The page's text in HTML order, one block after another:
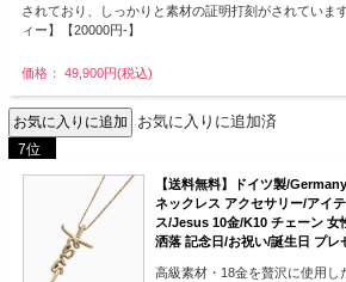
されており、しっかりと素材の証明打刻がされていま
ィー】【20000円-】
価格： 49,900円(税込)
お気に入りに追加済
7位
【送料無料】ドイツ製/
ネックレス アクセサリー/アイ
ス/Jesus 10金/K10 チェーン 女
洒落 記念日/お祝い/誕生日 プレ
高級素材・18金を贅沢に使用し